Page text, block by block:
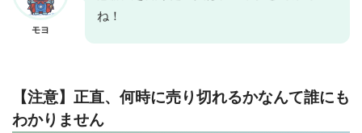
モヨ
ね！
【注意】正直、何時に売り切れるかなんて誰にも
わかりません